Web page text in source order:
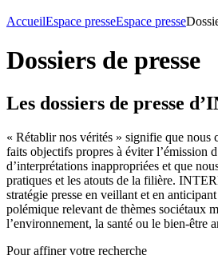
AccueilEspace presseEspace presse
Dossiers de presse
Les dossiers de presse
« Rétablir nos vérités » signifie que nous
faits objectifs propres à éviter l’émission
d’interprétations inappropriées et que
pratiques et les atouts de la filière.
stratégie presse en veillant et en
polémique relevant de thèmes sociétaux
l’environnement, la santé ou le bien-être
Pour affiner votre recherche